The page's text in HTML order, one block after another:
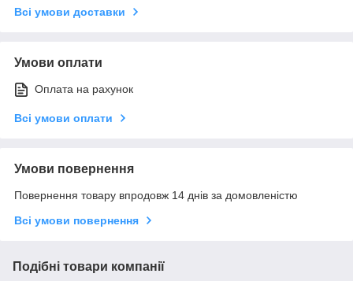
Всі умови доставки
Умови оплати
Оплата на рахунок
Всі умови оплати
Умови повернення
Повернення товару впродовж 14 днів за домовленістю
Всі умови повернення
Подібні товари компанії